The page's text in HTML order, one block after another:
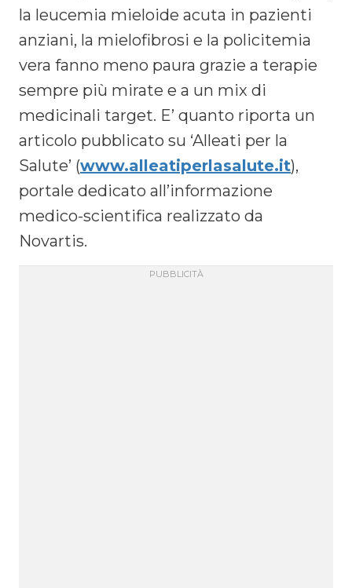
la leucemia mieloide acuta in pazienti
anziani, la mielofibrosi e la policitemia
vera fanno meno paura grazie a terapie
sempre più mirate e a un mix di
medicinali target. E’ quanto riporta un
articolo pubblicato su ‘Alleati per la
Salute’ (www.alleatiperlasalute.it),
portale dedicato all’informazione
medico-scientifica realizzato da
Novartis.